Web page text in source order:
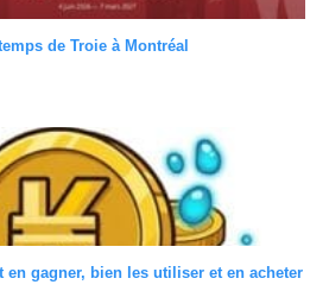
de Troie à Montréal
en gagner, bien les utiliser et en acheter